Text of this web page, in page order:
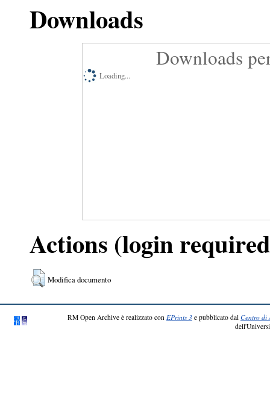
Downloads
Downloads
Loading...
Actions (login
Modifica documento
RM Open Archive è realizzato con EPrints 3 e pubblicato dal Centro di